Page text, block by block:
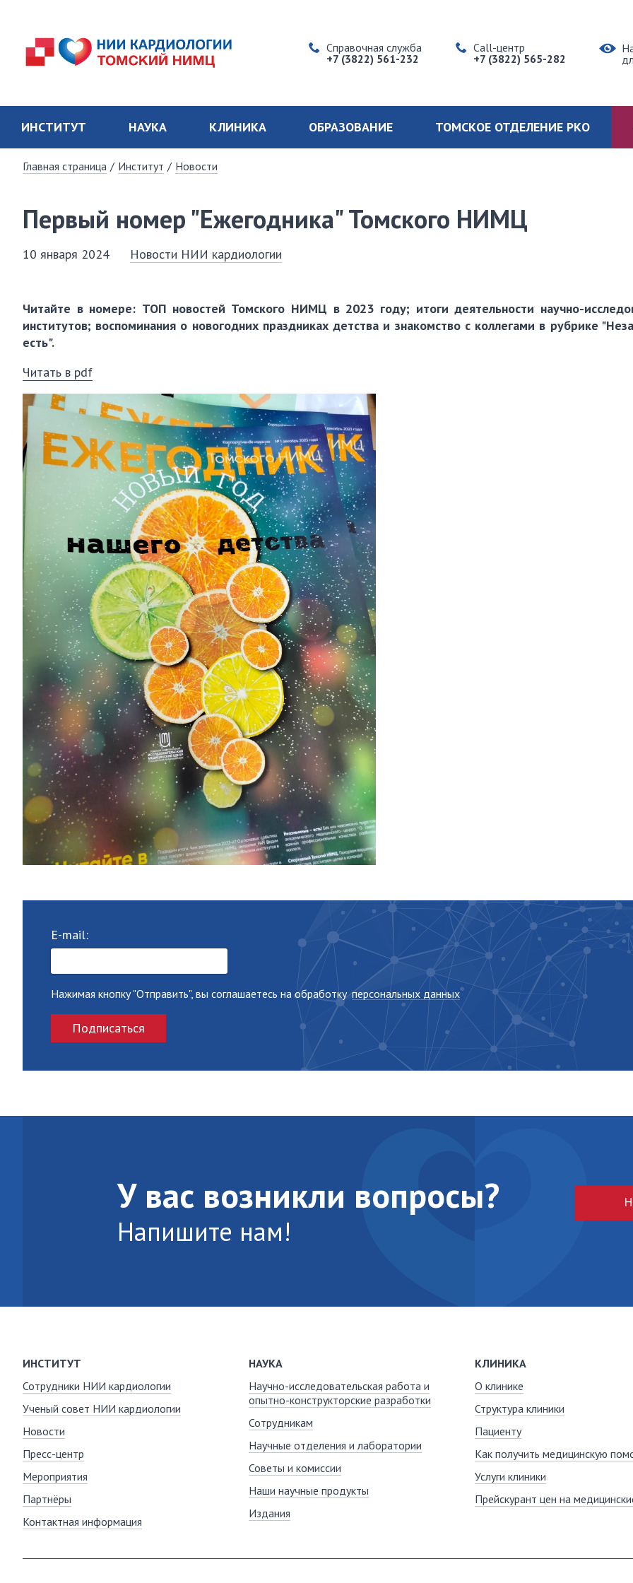
Справочная служба
+7 (3822) 561-232
Call-центр
+7 (3822) 565-282
ИНСТИТУТ НАУКА КЛИНИКА ОБРАЗОВАНИЕ ТОМСКОЕ ОТДЕЛЕНИЕ РКО
Главная страница / Институт / Новости
Первый номер "Ежегодника" Томского НИМЦ
10 января 2024 Новости НИИ кардиологии
Читайте в номере: ТОП новостей Томского НИМЦ в 2023 году; итоги деятельности научно-
институтов; воспоминания о новогодних праздниках детства и знакомство с коллегами в рубрике
есть".
Читать в pdf
E-mail:
Нажимая кнопку "Отправить", вы соглашаетесь на обработкуперсональных данных
Подписаться
У вас возникли вопросы?
Напишите нам!
ИНСТИТУТ
Сотрудники НИИ кардиологии
Ученый совет НИИ кардиологии
Новости
Пресс-центр
Мероприятия
Партнёры
Контактная информация
НАУКА
Научно-исследовательская работа и
опытно-конструкторские разработки
Сотрудникам
Научные отделения и лаборатории
Советы и комиссии
Наши научные продукты
Издания
КЛИНИКА
О клинике
Структура клиники
Пациенту
Как получить медицинскую
Услуги клиники
Прейскурант цен на